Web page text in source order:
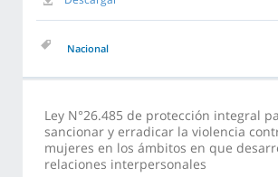
Nacional
Ley N°26.485 de protección integral
sancionar y erradicar la violencia
mujeres en los ámbitos en que
relaciones interpersonales